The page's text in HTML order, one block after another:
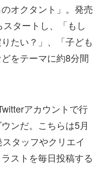
オクタント」。発売
タートし、「もし
たい？」、「子ども
をテーマに約8分間
アカウントで行
ンだ。こちらは5月
タッフやクリエイ
ストを毎日投稿する